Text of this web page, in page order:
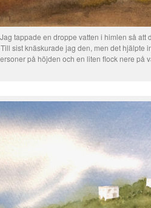
tappade en droppe vatten i himlen så att
sist knäskurade jag den, men det hjälpte
på höjden och en liten flock nere på